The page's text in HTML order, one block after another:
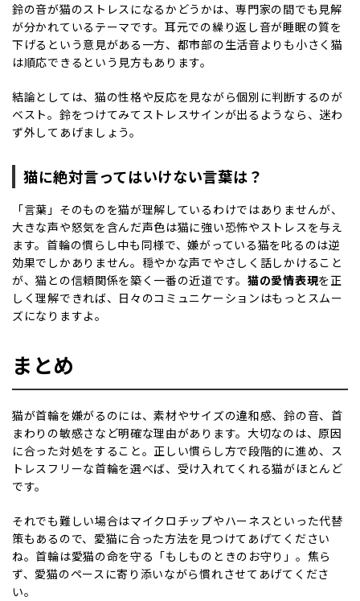
鈴の音が猫のストレスになるかどうかは、専門家の間でも見解
が分かれているテーマです。耳元での繰り返し音が睡眠の質を
下げるという意見がある一方、都市部の生活音よりも小さく猫
は順応できるという見方もあります。
結論としては、猫の性格や反応を見ながら個別に判断するのが
ベスト。鈴をつけてみてストレスサインが出るようなら、迷わ
ず外してあげましょう。
猫に絶対言ってはいけない言葉は？
「言葉」そのものを猫が理解しているわけではありませんが、
大きな声や怒気を含んだ声色は猫に強い恐怖やストレスを与え
ます。首輪の慣らし中も同様で、嫌がっている猫を叱るのは逆
効果でしかありません。穏やかな声でやさしく話しかけること
が、猫との信頼関係を築く一番の近道です。 猫の愛情表現を正
しく理解できれば、日々のコミュニケーションはもっとスムー
ズになりますよ。
まとめ
猫が首輪を嫌がるのには、素材やサイズの違和感、鈴の音、首
まわりの敏感さなど明確な理由があります。大切なのは、原因
に合った対処をすること。正しい慣らし方で段階的に進め、ス
トレスフリーな首輪を選べば、受け入れてくれる猫がほとんど
です。
それでも難しい場合はマイクロチップやハーネスといった代替
策もあるので、愛猫に合った方法を見つけてあげてください
ね。首輪は愛猫の命を守る「もしものときのお守り」。焦ら
ず、愛猫のペースに寄り添いながら慣れさせてあげてくださ
い。